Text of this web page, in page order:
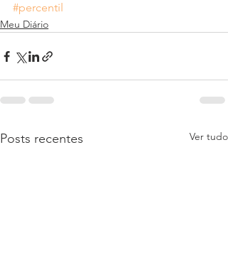
#percentil
Meu Diário
Posts recentes Ver tudo